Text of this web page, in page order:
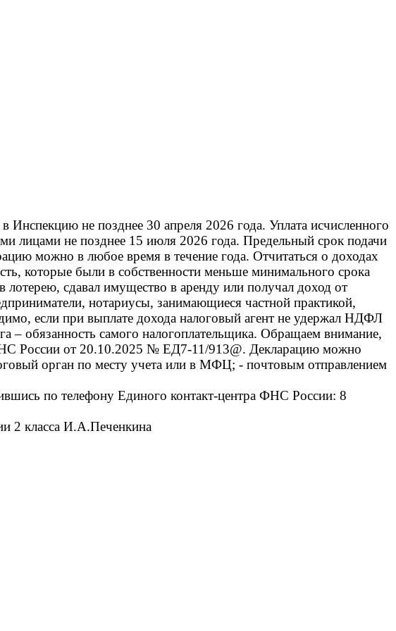
не позднее 30 апреля 2026 года. Уплата исчисленного
лицами не позднее 15 июля 2026 года. Предельный срок подачи
можно в любое время в течение года. Отчитаться о доходах
которые были в собственности меньше минимального срока
сдавал имущество в аренду или получал доход от
нотариусы, занимающиеся частной практикой,
если при выплате дохода налоговый агент не удержал НДФЛ
– обязанность самого налогоплательщика. Обращаем внимание,
России от 20.10.2025 № ЕД7-11/913@. Декларацию можно
орган по месту учета или в МФЦ; - почтовым отправлением
по телефону Единого контакт-центра ФНС России: 8
2 класса И.А.Печенкина